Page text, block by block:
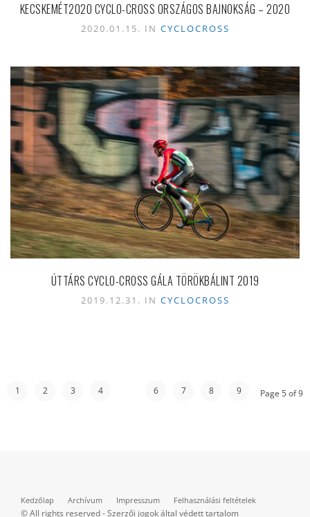
KECSKEMÉT2020 CYCLO-CROSS ORSZÁGOS BAJNOKSÁG – 2020
2020.01.15. IN CYCLOCROSS
ÚTTÁRS CYCLO-CROSS GÁLA TÖRÖKBÁLINT 2019
2019.12.31. IN CYCLOCROSS
1 2 3 4 6 7 8 9 Page 5 of 9
Kedzőlap Archívum Impresszum Felhasználási feltételek
© All rights reserved - Szerzői jogok által védett tartalom